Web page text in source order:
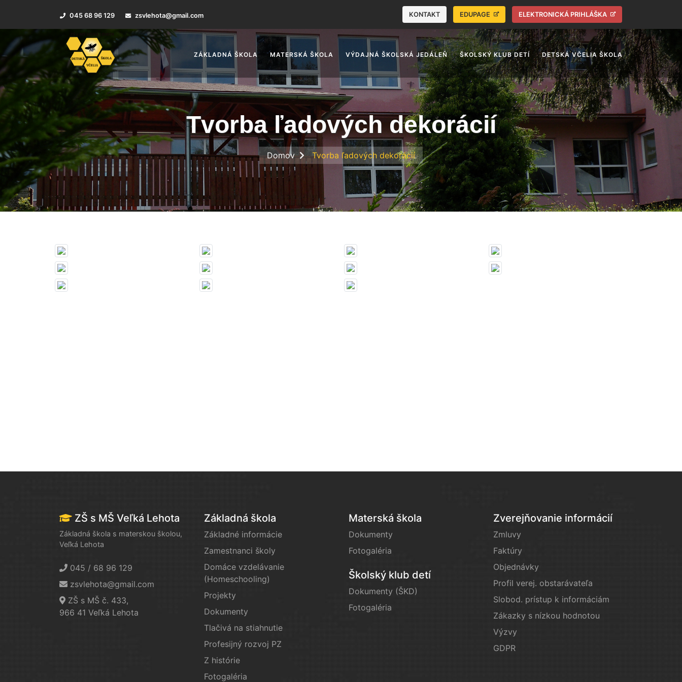
045 68 96 129 zsvlehota@gmail.com KONTAKT EDUPAGE ELEKTRONICKÁ PRIHLÁŠKA
ZÁKLADNÁ ŠKOLA MATERSKÁ ŠKOLA VÝDAJNÁ ŠKOLSKÁ JEDÁLEŇ ŠKOLSKÝ KLUB DETÍ DETSKÁ VČELIA ŠKOLA
Tvorba ľadových dekorácií
Domov Tvorba ľadových dekorácií
ZŠ s MŠ Veľká Lehota
Základná škola s materskou školou,
Veľká Lehota
045 / 68 96 129
zsvlehota@gmail.com
ZŠ s MŠ č. 433,
966 41 Veľká Lehota
Základná škola
Základné informácie
Zamestnanci školy
Domáce vzdelávanie
(Homeschooling)
Projekty
Dokumenty
Tlačivá na stiahnutie
Profesijný rozvoj PZ
Z histórie
Fotogaléria
Materská škola
Dokumenty
Fotogaléria
Školský klub detí
Dokumenty (ŠKD)
Fotogaléria
Zverejňovanie informácií
Zmluvy
Faktúry
Objednávky
Profil verej. obstarávateľa
Slobod. prístup k informáciám
Zákazky s nízkou hodnotou
Výzvy
GDPR